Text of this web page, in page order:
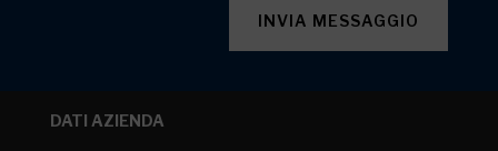
INVIA MESSAGGIO
DATI AZIENDA